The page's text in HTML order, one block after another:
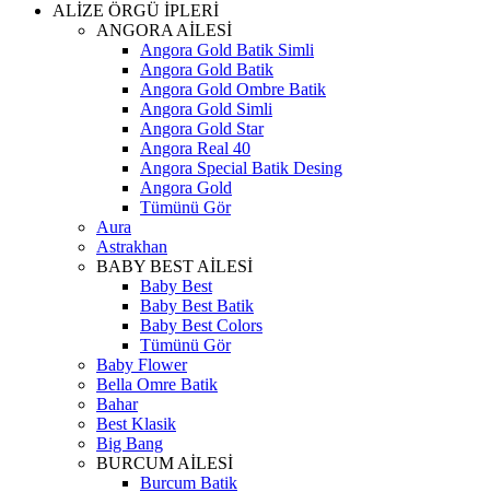
ALİZE ÖRGÜ İPLERİ
ANGORA AİLESİ
Angora Gold Batik Simli
Angora Gold Batik
Angora Gold Ombre Batik
Angora Gold Simli
Angora Gold Star
Angora Real 40
Angora Special Batik Desing
Angora Gold
Tümünü Gör
Aura
Astrakhan
BABY BEST AİLESİ
Baby Best
Baby Best Batik
Baby Best Colors
Tümünü Gör
Baby Flower
Bella Omre Batik
Bahar
Best Klasik
Big Bang
BURCUM AİLESİ
Burcum Batik